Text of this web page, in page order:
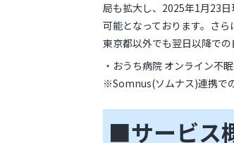
局も拡大し、2025年1月23
可能となっております。さ
東京都以外でも翌日以降で
・おうち病院 オンライン不
※Somnus(ソムナス)連携で
■サービス